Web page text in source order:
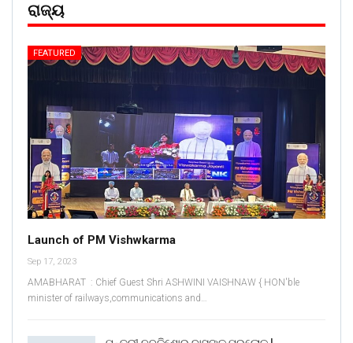
ରାଜ୍ୟ
FEATURED
Launch of PM Vishwkarma
Sep 17, 2023
AMABHARAT : Chief Guest Shri ASHWINI VAISHNAW { HON'ble
minister of railways,communications and…